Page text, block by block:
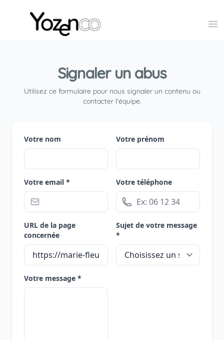
Yozenco - Organisateur de Salons, Evénements et
Signaler un abus
Utilisez ce formulaire pour nous signaler un contenu ou
contacter l'équipe.
Votre nom Votre prénom
Votre email * Votre téléphone
URL de la page
concernée
Sujet de votre message
*
Votre message *